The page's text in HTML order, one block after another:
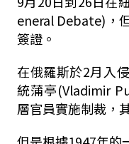
eneral Debate)，
簽證。
在俄羅斯於2月入
統蒲亭(Vladimir
層官員實施制裁，